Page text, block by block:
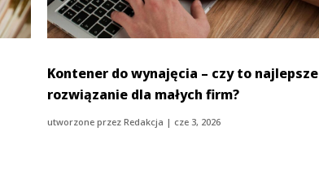
Kontener do wynajęcia – czy to najlepsze
rozwiązanie dla małych firm?
utworzone przezRedakcja | cze 3, 2026